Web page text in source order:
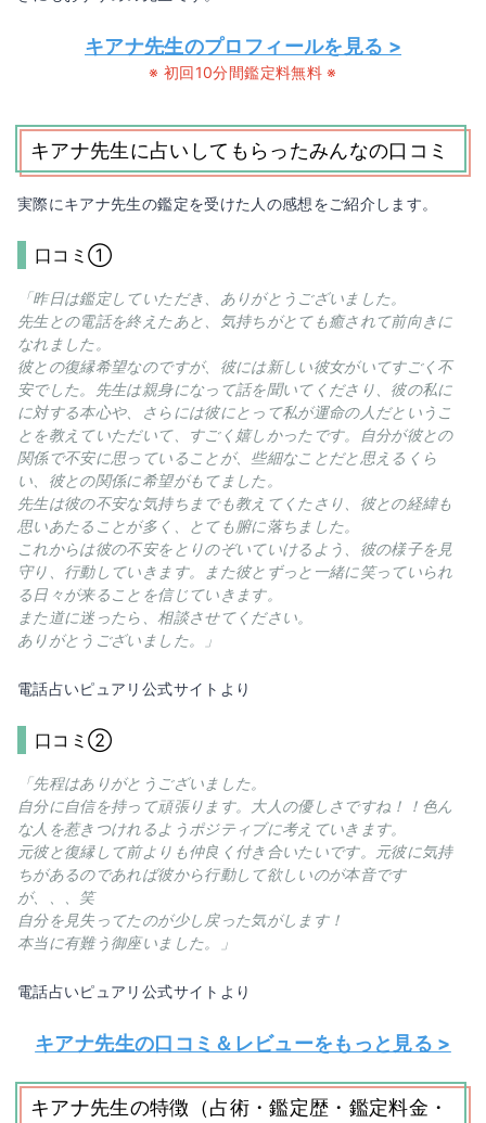
キアナ先生のプロフィールを見る >
※ 初回10分間鑑定料無料 ※
キアナ先生に占いしてもらったみんなの口コミ
実際にキアナ先生の鑑定を受けた人の感想をご紹介します。
口コミ①
「昨日は鑑定していただき、ありがとうございました。
先生との電話を終えたあと、気持ちがとても癒されて前向きに
なれました。
彼との復縁希望なのですが、彼には新しい彼女がいてすごく不
安でした。先生は親身になって話を聞いてくださり、彼の私に
に対する本心や、さらには彼にとって私が運命の人だというこ
とを教えていただいて、すごく嬉しかったです。自分が彼との
関係で不安に思っていることが、些細なことだと思えるくら
い、彼との関係に希望がもてました。
先生は彼の不安な気持ちまでも教えてくたさり、彼との経緯も
思いあたることが多く、とても腑に落ちました。
これからは彼の不安をとりのぞいていけるよう、彼の様子を見
守り、行動していきます。また彼とずっと一緒に笑っていられ
る日々が来ることを信じていきます。
また道に迷ったら、相談させてください。
ありがとうございました。」
電話占いピュアリ公式サイトより
口コミ②
「先程はありがとうございました。
自分に自信を持って頑張ります。大人の優しさですね！！色ん
な人を惹きつけれるようポジティブに考えていきます。
元彼と復縁して前よりも仲良く付き合いたいです。元彼に気持
ちがあるのであれば彼から行動して欲しいのが本音です
が、、、笑
自分を見失ってたのが少し戻った気がします！
本当に有難う御座いました。」
電話占いピュアリ公式サイトより
キアナ先生の口コミ＆レビューをもっと見る >
キアナ先生の特徴（占術・鑑定歴・鑑定料金・